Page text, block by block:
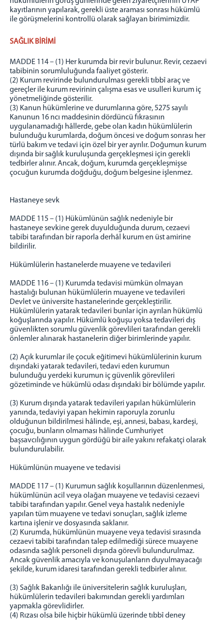
kayıtlarının yapılarak, gerekli üste araması sonrası hükümlü
ile görüşmelerini kontrollü olarak sağlayan birimimizdir.
SAĞLIK BİRİMİ
MADDE 114 – (1) Her kurumda bir revir bulunur. Revir, cezaevi
tabibinin sorumluluğunda faaliyet gösterir.
(2) Kurum revirinde bulundurulması gerekli tıbbî araç ve
gereçler ile kurum revirinin çalışma esas ve usulleri kurum iç
yönetmeliğinde gösterilir.
(3) Kanun hükümlerine ve durumlarına göre, 5275 sayılı
Kanunun 16 ncı maddesinin dördüncü fıkrasının
uygulanamadığı hâllerde, gebe olan kadın hükümlülerin
bulunduğu kurumlarda, doğum öncesi ve doğum sonrası her
türlü bakım ve tedavi için özel bir yer ayrılır. Doğumun kurum
dışında bir sağlık kuruluşunda gerçekleşmesi için gerekli
tedbirler alınır. Ancak, doğum, kurumda gerçekleşmişse
çocuğun kurumda doğduğu, doğum belgesine işlenmez.
Hastaneye sevk
MADDE 115 – (1) Hükümlünün sağlık nedeniyle bir
hastaneye sevkine gerek duyulduğunda durum, cezaevi
tabibi tarafından bir raporla derhâl kurum en üst amirine
bildirilir.
Hükümlülerin hastanelerde muayene ve tedavileri
MADDE 116 – (1) Kurumda tedavisi mümkün olmayan
hastalığı bulunan hükümlülerin muayene ve tedavileri
Devlet ve üniversite hastanelerinde gerçekleştirilir.
Hükümlülerin yatarak tedavileri bunlar için ayrılan hükümlü
koğuşlarında yapılır. Hükümlü koğuşu yoksa tedavileri dış
güvenlikten sorumlu güvenlik görevlileri tarafından gerekli
önlemler alınarak hastanelerin diğer birimlerinde yapılır.
(2) Açık kurumlar ile çocuk eğitimevi hükümlülerinin kurum
dışındaki yatarak tedavileri, tedavi eden kurumun
bulunduğu yerdeki kurumun iç güvenlik görevlileri
gözetiminde ve hükümlü odası dışındaki bir bölümde yapılır.
(3) Kurum dışında yatarak tedavileri yapılan hükümlülerin
yanında, tedaviyi yapan hekimin raporuyla zorunlu
olduğunun bildirilmesi hâlinde, eşi, annesi, babası, kardeşi,
çocuğu, bunların olmaması hâlinde Cumhuriyet
başsavcılığının uygun gördüğü bir aile yakını refakatçi olarak
bulundurulabilir.
Hükümlünün muayene ve tedavisi
MADDE 117 – (1) Kurumun sağlık koşullarının düzenlenmesi,
hükümlünün acil veya olağan muayene ve tedavisi cezaevi
tabibi tarafından yapılır. Genel veya hastalık nedeniyle
yapılan tüm muayene ve tedavi sonuçları, sağlık izleme
kartına işlenir ve dosyasında saklanır.
(2) Kurumda, hükümlünün muayene veya tedavisi sırasında
cezaevi tabibi tarafından talep edilmediği sürece muayene
odasında sağlık personeli dışında görevli bulundurulmaz.
Ancak güvenlik amacıyla ve konuşulanların duyulmayacağı
şekilde, kurum idaresi tarafından gerekli tedbirler alınır.
(3) Sağlık Bakanlığı ile üniversitelerin sağlık kuruluşları,
hükümlülerin tedavileri bakımından gerekli yardımları
yapmakla görevlidirler.
(4) Rızası olsa bile hiçbir hükümlü üzerinde tıbbî deney